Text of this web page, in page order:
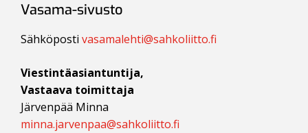
Vasama-sivusto
Sähköpostivasamalehti@sahkoliitto.fi
Viestintäasiantuntija,
Vastaava toimittaja
Järvenpää Minna
minna.jarvenpaa@sahkoliitto.fi